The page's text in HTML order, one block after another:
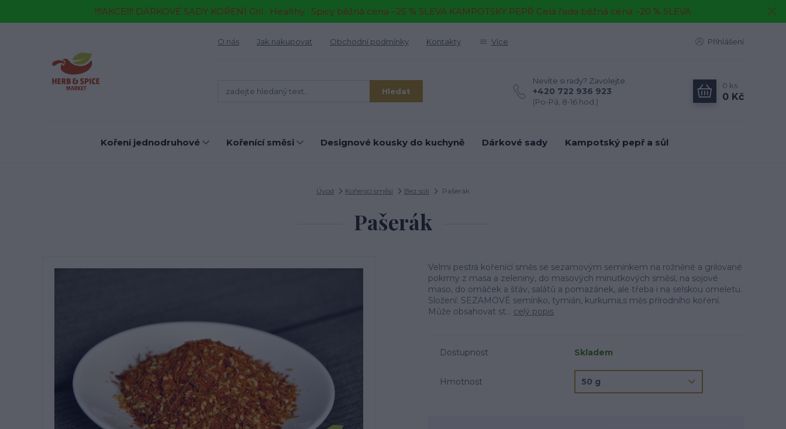
!!!!AKCE!!!! DÁRKOVÉ SADY KOŘENÍ Gril · Healthy · Spicy běžná cena –25 % SLEVA KAMPOTSKÝ PEPŘ Celá řada běžná cena –20 % SLEVA
O nás Jak nakupovat Obchodní podmínky Kontakty Více Přihlášení
Hledat
Nevíte si rady? Zavolejte.
+420 722 936 923
(Po-Pá, 8-16 hod.)
0 ks
0 Kč
Koření jednodruhové Kořenící směsi Designové kousky do kuchyně Dárkové sady Kampotský pepř a sůl
Úvod Kořenící směsi Bez soli Pašerák
Pašerák
Velmi pestrá kořenící směs se sezamovým semínkem na rožněné a grilované
pokrmy z masa a zeleniny, do masových minutkových směsí, na sojové
maso, do omáček a šťáv, salátů a pomazánek, ale třeba i na selskou omeletu.
Složení: SEZAMOVÉ semínko, tymián, kurkuma,s měs přírodního koření.
Může obsahovat st... celý popis
Dostupnost Skladem
Hmotnost